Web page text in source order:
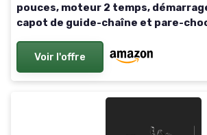
pouces, moteur 2 temps,
capot de guide-chaîne et pare-
Voir l'offre